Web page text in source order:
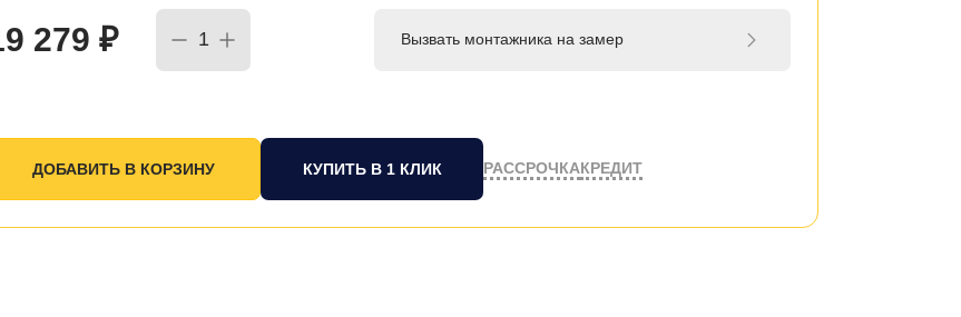
279 ₽ Вызвать монтажника на замер
КУПИТЬ В 1 КЛИК РАССРОЧКАКРЕДИТ